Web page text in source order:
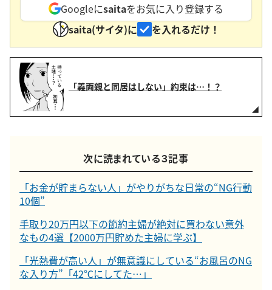
Googleにsaitaをお気に入り登録する
saita(サイタ)に
を入れるだけ！
「義両親と同居はしない」約束は…！？
次に読まれている３記事
「お金が貯まらない人」がやりがちな日常の“NG行動
10個”
手取り20万円以下の節約主婦が絶対に買わない意外
なもの4選【2000万円貯めた主婦に学ぶ】
「光熱費が高い人」が無意識にしている“お風呂のNG
な入り方”「42℃にしてた…」